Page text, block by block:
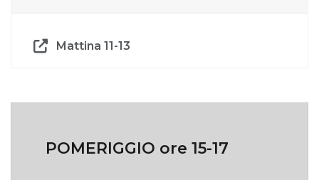
Mattina 11-13
POMERIGGIO ore 15-17